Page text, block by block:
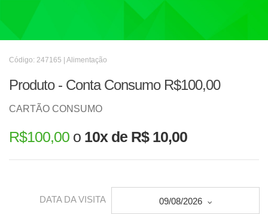
Código: 247165 | Alimentação
Produto - Conta Consumo R$100,00
CARTÃO CONSUMO
R$100,00 o 10x de R$ 10,00
DATA DA VISITA 09/08/2026